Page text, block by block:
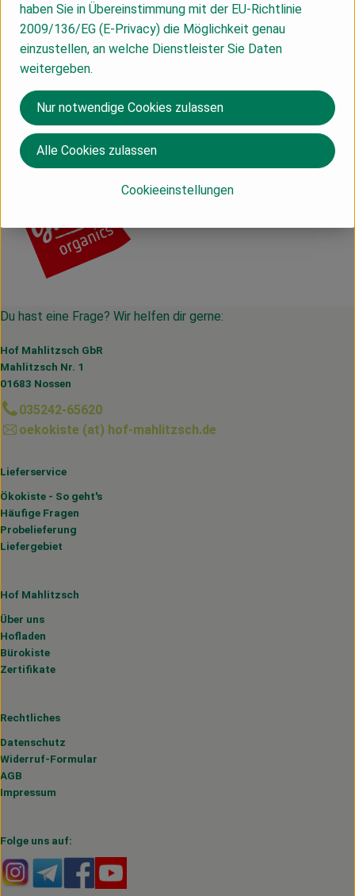
BioTropic GmbH
D 47167 Duisburg
www.green-naturkost.de
(Daten von Ecoinform)
greenorganics
Du hast eine Frage? Wir helfen dir gerne:
Hof Mahlitzsch GbR
Mahlitzsch Nr. 1
01683 Nossen
035242-65620
oekokiste (at) hof-mahlitzsch.de
Lieferservice
Ökokiste - So geht's
Häufige Fragen
Probelieferung
Liefergebiet
Hof Mahlitzsch
Über uns
Hofladen
Bürokiste
Zertifikate
Rechtliches
Datenschutz
Widerruf-Formular
AGB
Impressum
Folge uns auf:
Externer Link zu https://www.instagram.com/
Externer Link zu https://t.me/s/hofmahlitzsch
Externer Link zu https://www.facebook.com/
haben Sie in Übereinstimmung mit der EU-Richtlinie
2009/136/EG (E-Privacy) die Möglichkeit genau
einzustellen, an welche Dienstleister Sie Daten
weitergeben.
Cookieeinstellungen
Nur notwendige Cookies zulassen
Alle Cookies zulassen